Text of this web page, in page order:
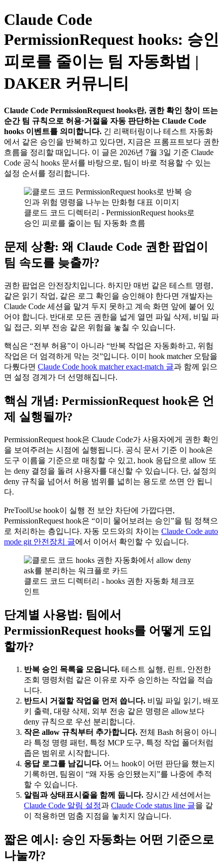
Claude Code
PermissionRequest hooks: 승인
피로를 줄이는 팀 자동화법 |
DAKER 커뮤니티
Claude Code PermissionRequest hooks란, 권한 확인 창이 뜨는
순간 팀 규칙으로 허용·거절을 자동 판단하는 Claude Code
hooks 이벤트를 의미합니다. 긴 리팩터링이나 테스트 자동화
에서 같은 승인을 반복하고 있다면, 지금은 프롬프트보다 권한
흐름을 정리할 때입니다. 이 글은 2026년 7월 3일 기준 Claude
Code 공식 hooks 문서를 바탕으로, 팀이 바로 적용할 수 있는
설정 순서를 정리합니다.
클로드 코드 디렉터리 - PermissionRequest hooks로
승인 피로를 줄이는 팀 자동화 흐름
문제 상황: 왜 Claude Code 권한 팝업이
팀 속도를 늦출까?
권한 팝업은 안전장치입니다. 하지만 매번 같은 테스트 명령,
같은 읽기 작업, 같은 로그 확인을 승인해야 한다면 개발자는
Claude Code 세션을 맡겨 두지 못하고 계속 화면 앞에 붙어 있
어야 합니다. 반대로 모든 권한을 넓게 열면 파일 삭제, 비밀 파
일 접근, 외부 전송 같은 위험을 놓칠 수 있습니다.
핵심은 “전부 허용”이 아니라 “반복 작업은 자동화하고, 위험
작업은 더 엄격하게 막는 것”입니다. 이미 hook matcher 오탐을
다뤘다면 Claude Code hook matcher exact-match 글과 함께 읽으
면 설정 경계가 더 선명해집니다.
핵심 개념: PermissionRequest hook은 언
제 실행될까?
PermissionRequest hook은 Claude Code가 사용자에게 권한 확인
을 보여주려는 시점에 실행됩니다. 공식 문서 기준 이 hook은
도구 이름을 기준으로 매칭할 수 있고, hook 응답으로 allow 또
는 deny 결정을 돌려 사용자를 대신할 수 있습니다. 단, 설정의
deny 규칙을 넘어서 허용 범위를 넓히는 용도로 쓰면 안 됩니
다.
PreToolUse hook이 실행 전 보안 차단에 가깝다면,
PermissionRequest hook은 “이미 물어보려는 승인”을 팀 정책으
로 처리하는 층입니다. 자동 모드와의 차이는 Claude Code auto
mode git 안전장치 글에서 이어서 확인할 수 있습니다.
클로드 코드 디렉터리 - hooks 권한 자동화 체크포
인트
단계별 사용법: 팀에서
PermissionRequest hooks를 어떻게 도입
할까?
반복 승인 목록을 모읍니다. 테스트 실행, 린트, 안전한
조회 명령처럼 같은 이유로 자주 승인하는 작업을 적습
니다.
반드시 거절할 작업을 먼저 씁니다. 비밀 파일 읽기, 배포
키 출력, 대량 삭제, 외부 전송 같은 명령은 allow보다
deny 규칙으로 우선 분리합니다.
작은 allow 규칙부터 추가합니다. 전체 Bash 허용이 아니
라 특정 명령 패턴, 특정 MCP 도구, 특정 작업 폴더처럼
좁은 범위로 시작합니다.
응답 로그를 남깁니다. 어느 hook이 어떤 판단을 했는지
기록하면, 팀원이 “왜 자동 승인됐는지”를 나중에 추적
할 수 있습니다.
알림과 상태표시줄을 함께 둡니다. 장시간 세션에서는
Claude Code 알림 설정과 Claude Code status line 글을 같
이 적용하면 멈춤 지점을 놓치지 않습니다.
짧은 예시: 승인 자동화는 어떤 기준으로
나눌까?